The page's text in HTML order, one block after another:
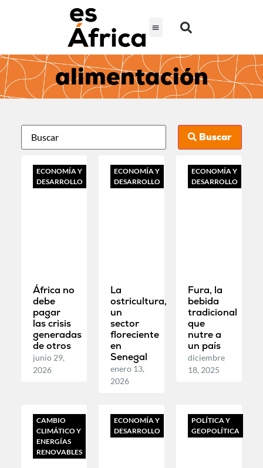
alimentación
Buscar
ECONOMÍA Y
DESARROLLO
África no
debe
pagar
las crisis
generadas
de otros
junio 29,
2026
ECONOMÍA Y
DESARROLLO
La
ostricultura,
un
sector
floreciente
en
Senegal
enero 13,
2026
ECONOMÍA Y
DESARROLLO
Fura, la
bebida
tradicional
que
nutre a
un país
diciembre
18, 2025
CAMBIO
CLIMÁTICO Y
ENERGÍAS
RENOVABLES
ECONOMÍA Y
DESARROLLO
POLÍTICA Y
GEOPOLÍTICA